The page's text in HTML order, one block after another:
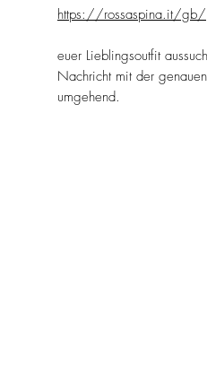
https://rossaspina.it/gb/
euer Lieblingsoutfit
Nachricht mit der
umgehend.